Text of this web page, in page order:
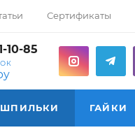
Сертификаты
10-85
ШПИЛЬКИ ГАЙКИ